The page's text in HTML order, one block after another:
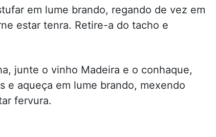
em lume brando, regando de vez em
estar tenra. Retire-a do tacho e
junte o vinho Madeira e o conhaque,
e aqueça em lume brando, mexendo
fervura.